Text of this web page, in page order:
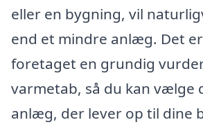
eller en bygning, vil
end et mindre anlæg. Det
foretaget en grundig
varmetab, så du kan vælge
anlæg, der lever op til dine